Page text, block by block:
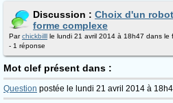
Discussion : Choix d'un
forme complexe
Parchickbilll le lundi 21 avril 2014 à 18h47 dans le
- 1 réponse
Mot clef présent dans :
Question postée le lundi 21 avril 2014 à